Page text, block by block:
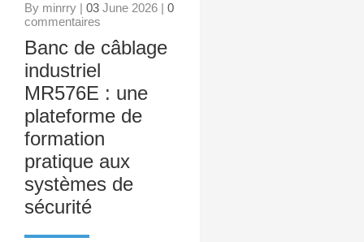
By minrry | 03 June 2026 | 0
commentaires
Banc de câblage
industriel
MR576E : une
plateforme de
formation
pratique aux
systèmes de
sécurité